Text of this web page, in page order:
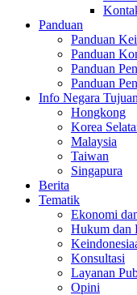
Panduan
Panduan
Panduan
Panduan
Panduan
Info Negara Tujuan
Hongkong
Korea
Malaysia
Taiwan
Singapura
Berita
Tematik
Ekonomi
Hukum dan
Konsultasi
Layanan
Opini